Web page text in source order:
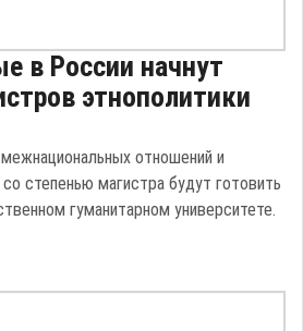
в России начнут
этнополитики
отношений и
степенью магистра будут готовить
гуманитарном университете.